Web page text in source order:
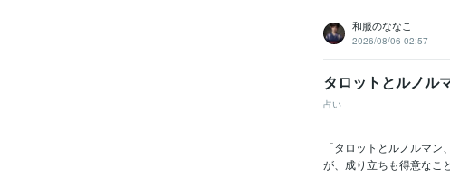
和服のななこ
2026/08/06 02:57
タロットとルノル
占い
「タロットとルノルマ
が、成り立ちも得意なこ